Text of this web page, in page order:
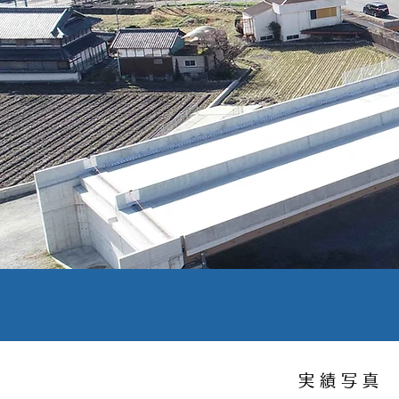
実 績 写 真